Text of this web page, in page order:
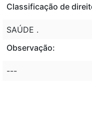
Classificação de
SAÚDE .
Observação:
---